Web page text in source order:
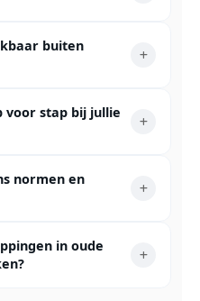
buiten
voor stap bij jullie
normen en
in oude